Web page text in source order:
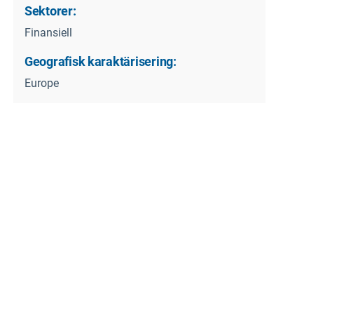
Sektorer:
Finansiell
Geografisk karaktärisering:
Europe